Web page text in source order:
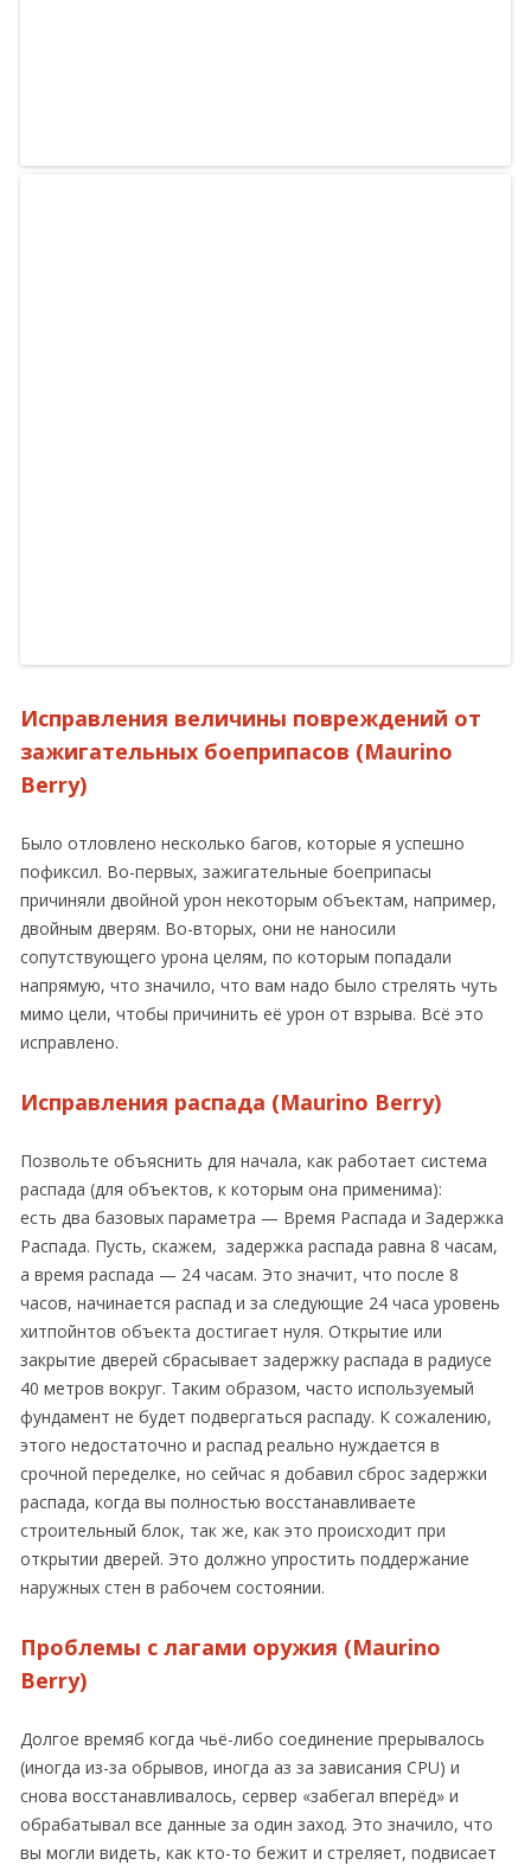
Исправления величины повреждений от
зажигательных боеприпасов (Maurino
Berry)
Было отловлено несколько багов, которые я успешно
пофиксил. Во-первых, зажигательные боеприпасы
причиняли двойной урон некоторым объектам, например,
двойным дверям. Во-вторых, они не наносили
сопутствующего урона целям, по которым попадали
напрямую, что значило, что вам надо было стрелять чуть
мимо цели, чтобы причинить её урон от взрыва. Всё это
исправлено.
Исправления распада (Maurino Berry)
Позвольте объяснить для начала, как работает система
распада (для объектов, к которым она применима):
есть два базовых параметра — Время Распада и Задержка
Распада. Пусть, скажем, задержка распада равна 8 часам,
а время распада — 24 часам. Это значит, что после 8
часов, начинается распад и за следующие 24 часа уровень
хитпойнтов объекта достигает нуля. Открытие или
закрытие дверей сбрасывает задержку распада в радиусе
40 метров вокруг. Таким образом, часто используемый
фундамент не будет подвергаться распаду. К сожалению,
этого недостаточно и распад реально нуждается в
срочной переделке, но сейчас я добавил сброс задержки
распада, когда вы полностью восстанавливаете
строительный блок, так же, как это происходит при
открытии дверей. Это должно упростить поддержание
наружных стен в рабочем состоянии.
Проблемы с лагами оружия (Maurino
Berry)
Долгое времяб когда чьё-либо соединение прерывалось
(иногда из-за обрывов, иногда аз за зависания CPU) и
снова восстанавливалось, сервер «забегал вперёд» и
обрабатывал все данные за один заход. Это значило, что
вы могли видеть, как кто-то бежит и стреляет, подвисает